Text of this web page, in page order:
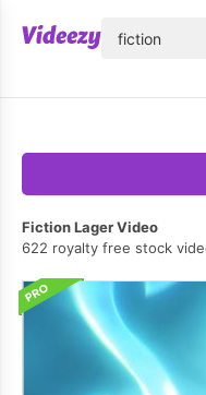
Fiction Lager Video
622 royalty free stock